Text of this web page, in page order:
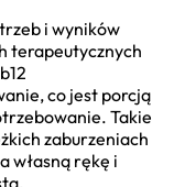
i wyników
terapeutycznych
co jest porcją
Takie
zaburzeniach
własną rękę i